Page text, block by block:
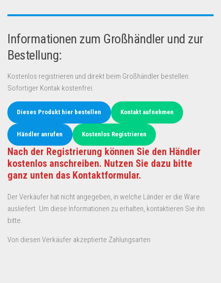
Informationen zum Großhändler und zur
Bestellung:
Kostenlos registrieren und direkt beim Großhändler bestellen.
Sofortiger Kontak kostenfrei.
Dieses Produkt hier bestellen Kontakt aufnehmen
Händler anrufen Kostenlos Registrieren
Nach der Registrierung können Sie den Händler
kostenlos anschreiben. Nutzen Sie dazu bitte
ganz unten das Kontaktformular.
Der Verkäufer hat nicht angegeben, in welche Länder er die Ware
ausliefert. Um diese Informationen zu erhalten, kontaktieren Sie ihn
bitte.
Von diesen Verkäufer akzeptierte Zahlungsarten